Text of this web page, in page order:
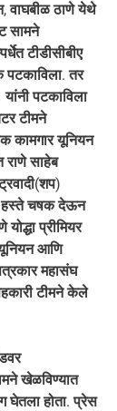
वाघबीळ ठाणे येथे
सामने
टीडीसीबीए
पटकाविला. तर
यांनी पटकाविला
टीमने
कामगार यूनियन
राणे साहेब
हस्ते चषक देऊन
प्रीमियर
आणि
महासंघ
सहकारी टीमने केले
खेळविण्यात
घेतला होता. प्रेस